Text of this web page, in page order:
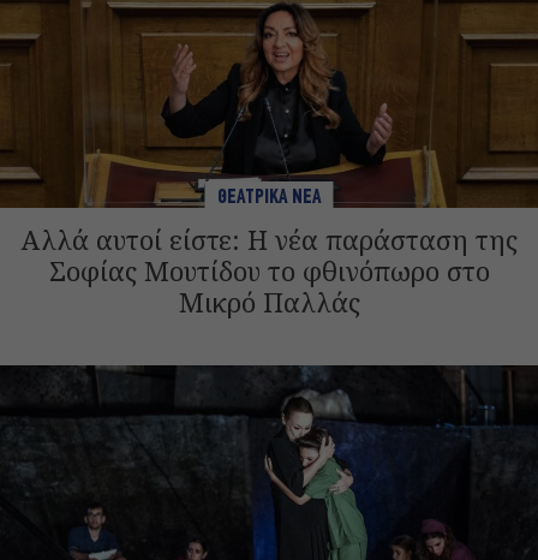
ΘΕΑΤΡΙΚΑ ΝΕΑ
Αλλά αυτοί είστε: Η νέα παράσταση της
Σοφίας Μουτίδου το φθινόπωρο στο
Μικρό Παλλάς